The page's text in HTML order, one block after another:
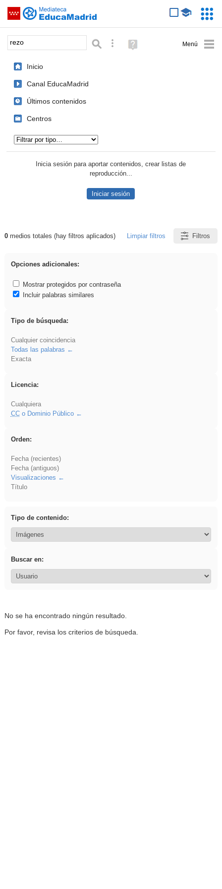
Saltar navegación
Palabra o frase: Búsqueda avanzada
Ayuda
(en
Inicio
Canal EducaMadrid
Últimos contenidos
Centros
Inicia sesión para aportar contenidos, crear listas de
reproducción...
Iniciar sesión
Resultados de: rezo
0medios totales (hay filtros aplicados) Limpiar filtros Filtros
Opciones adicionales:
Mostrar protegidos por contraseña
Incluir palabras similares
Tipo de búsqueda:
Cualquier coincidencia
Todas las palabras
Exacta
Licencia:
Cualquiera
CCo Dominio Público
Orden:
Fecha (recientes)
Fecha (antiguos)
Visualizaciones
Título
Tipo de contenido:
Buscar en:
No se ha encontrado ningún resultado.
Por favor, revisa los criterios de búsqueda.